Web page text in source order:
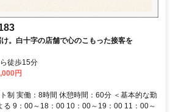
。白十字の店舗で心のこもった接客を
から徒歩15分
円
制 実働：8時間 休憩時間：60分 ＜基本的な勤
9：00～18：00 10：00～19：00 11：00～